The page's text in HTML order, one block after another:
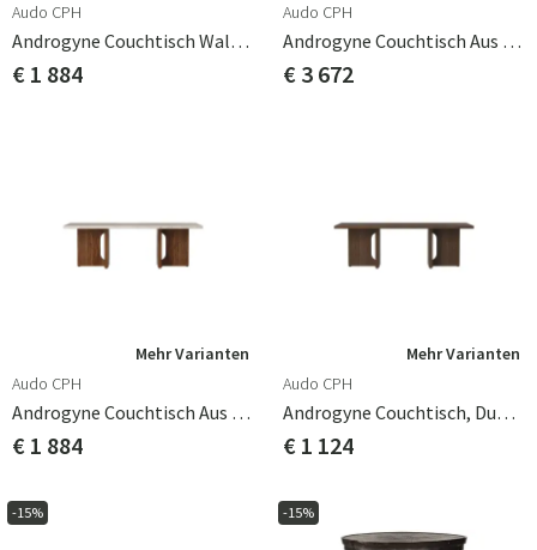
Audo CPH
Androgyne Couchtisch Walnuss/Marmor Grau Galaxy
€ 1 884
Audo CPH
Androgyne Couchtisch Aus Marmor, Grau Galaxy
€ 3 672
Mehr Varianten
Audo CPH
Androgyne Couchtisch Aus Walnussholz/Stein Kunis Breccia
€ 1 884
Mehr Varianten
Audo CPH
Androgyne Couchtisch, Dunkle Eiche
€ 1 124
-15% -15%